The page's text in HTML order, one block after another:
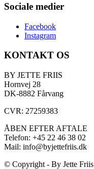
Sociale medier
Facebook
Instagram
KONTAKT OS
BY JETTE FRIIS
Hornvej 28
DK-8882 Fårvang
CVR: 27259383
ÅBEN EFTER AFTALE
Telefon: +45 22 46 38 02
Mail: info@byjettefriis.dk
© Copyright - By Jette Friis